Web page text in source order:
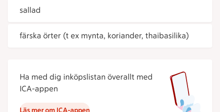
sallad
färska örter (t ex mynta, koriander, thaibasilika)
Ha med dig inköpslistan överallt med
ICA-appen
Läs mer om ICA-appen